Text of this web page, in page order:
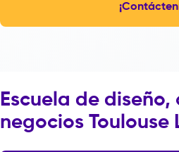
Escuela de
negocios Toulouse